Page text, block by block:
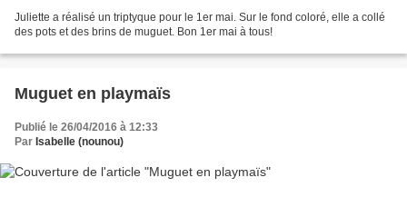
Juliette a réalisé un triptyque pour le 1er mai. Sur le fond coloré, elle a collé
des pots et des brins de muguet. Bon 1er mai à tous!
Muguet en playmaïs
Publié le 26/04/2016 à 12:33
Par Isabelle (nounou)